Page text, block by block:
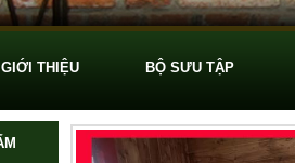
GIỚI THIỆU BỘ SƯU TẬP